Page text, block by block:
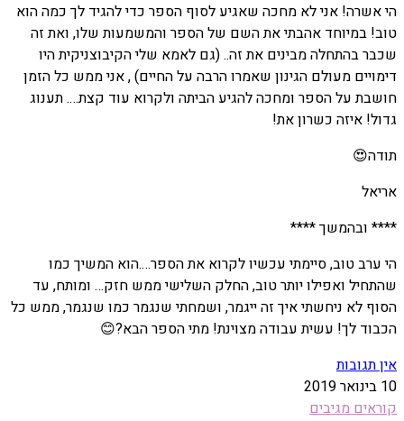
הי אשרה! אני לא מחכה שאגיע לסוף הספר כדי להגיד לך כמה הוא
טוב! במיוחד אהבתי את השם של הספר והמשמעות שלו, ואת זה
שכבר בהתחלה מבינים את זה.. (גם לאמא שלי הקיבוצניקית היו
דימויים מעולם הגינון שאמרו הרבה על החיים) , אני ממש כל הזמן
חושבת על הספר ומחכה להגיע הביתה ולקרוא עוד קצת…. תענוג
גדול! איזה כשרון את!
תודה😍
אריאל
**** ובהמשך ****
הי ערב טוב, סיימתי עכשיו לקרוא את הספר….הוא המשיך כמו
שהתחיל ואפילו יותר טוב, החלק השלישי ממש חזק… ומותח, עד
הסוף לא ניחשתי איך זה ייגמר, ושמחתי שנגמר כמו שנגמר, ממש כל
הכבוד לך! עשית עבודה מצוינת! מתי הספר הבא?😊
אין תגובות
10 בינואר 2019
קוראים מגיבים